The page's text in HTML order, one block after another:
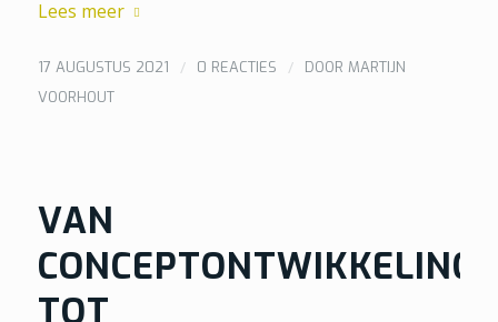
Lees meer
17 AUGUSTUS 2021 / 0 REACTIES / DOOR MARTIJN
VOORHOUT
VAN
CONCEPTONTWIKKELING
TOT